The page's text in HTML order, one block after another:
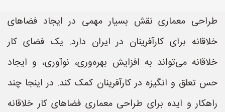
طراحی معماری نقش بسیار مهمی در ایجاد فضاهای
خلاقانه برای کارآفرینان در ایران دارد. یک فضای کار
خلاقانه می‌تواند به افزایش بهره‌وری، نوآوری، و ایجاد
حس تعلق و انگیزه در کارآفرینان کمک کند. در اینجا چند
راهکار و ایده برای طراحی معماری فضاهای کار خلاقانه